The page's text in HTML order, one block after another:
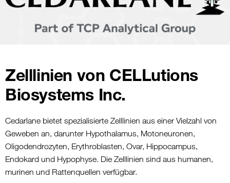
Zelllinien von CELLutions
Biosystems Inc.
Cedarlane bietet spezialisierte Zelllinien aus einer Vielzahl von
Geweben an, darunter Hypothalamus, Motoneuronen,
Oligodendrozyten, Erythroblasten, Ovar, Hippocampus,
Endokard und Hypophyse. Die Zelllinien sind aus humanen,
murinen und Rattenquellen verfügbar.